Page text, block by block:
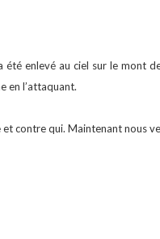
été enlevé au ciel sur le mont
en l’attaquant.
contre qui. Maintenant nous